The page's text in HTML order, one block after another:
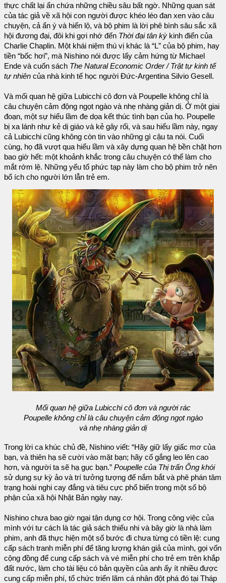
thực chất lại ẩn chứa những chiều sâu bất ngờ. Những quan sát
của tác giả về xã hội con người được khéo léo đan xen vào câu
chuyện, cả ẩn ý và hiển lộ, và bộ phim là lời phê bình sâu sắc xã
hội đương đại, đôi khi gợi nhớ đến Thời đại tân kỳ kinh điển của
Charlie Chaplin. Một khái niệm thú vị khác là “L” của bộ phim, hay
tiền “bốc hơi”, mà Nishino nói được lấy cảm hứng từ Michael
Ende và cuốn sách The Natural Economic Order / Trật tự kinh tế
tự nhiên của nhà kinh tế học người Đức-Argentina Silvio Gesell.
Và mối quan hệ giữa Lubicchi cô đơn và Poupelle không chỉ là
câu chuyện cảm động ngọt ngào và nhẹ nhàng giản dị. Ở một giai
đoạn, một sự hiểu lầm đe dọa kết thúc tình bạn của họ. Poupelle
bị xa lánh như kẻ dị giáo và kẻ gây rối, và sau hiểu lầm này, ngay
cả Lubicchi cũng không còn tin vào những gì cậu ta nói. Cuối
cùng, họ đã vượt qua hiểu lầm và xây dựng quan hệ bền chặt hơn
bao giờ hết: một khoảnh khắc trong câu chuyện có thể làm cho
mắt rớm lệ. Những yếu tố phức tạp này làm cho bộ phim trở nên
bổ ích cho người lớn lẫn trẻ em.
Mối quan hệ giữa Lubicchi cô đơn và người rác
Poupelle không chỉ là câu chuyện cảm động ngọt ngào
và nhẹ nhàng giản dị
Trong lời ca khúc chủ đề, Nishino viết: “Hãy giữ lấy giấc mơ của
bạn, và thiên hạ sẽ cười vào mặt bạn; hãy cố gắng leo lên cao
hơn, và người ta sẽ hạ gục bạn.” Poupelle của Thị trấn Ống khói
sử dụng sự kỳ ảo và trí tưởng tượng để nắm bắt và phê phán tâm
trạng hoài nghi cay đắng và tiêu cực phổ biến trong một số bộ
phận của xã hội Nhật Bản ngày nay.
Nishino chưa bao giờ ngại tận dụng cơ hội. Trong công việc của
mình với tư cách là tác giả sách thiếu nhi và bây giờ là nhà làm
phim, anh đã thực hiện một số bước đi chưa từng có tiền lệ: cung
cấp sách tranh miễn phí để tăng lượng khán giả của mình, gọi vốn
cộng đồng để cung cấp sách và vé miễn phí cho trẻ em trên khắp
đất nước, làm cho tài liệu có bản quyền của anh ấy ít nhiều được
cung cấp miễn phí, tổ chức triển lãm cá nhân đột phá đó tại Tháp